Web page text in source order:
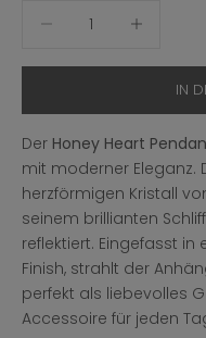
IN
Der Honey Heart
mit moderner Eleganz.
herzförmigen Kristall
seinem brillianten
reflektiert. Eingefasst
Finish, strahlt der
perfekt als liebevolles
Accessoire für jeden